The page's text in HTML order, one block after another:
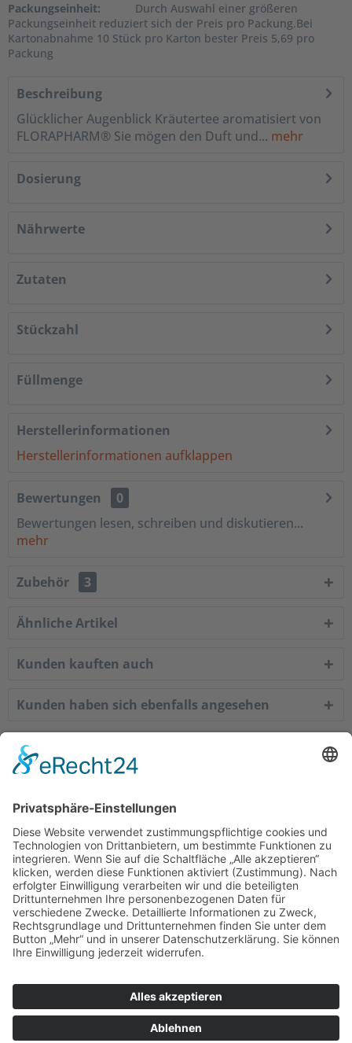
Packungseinheit:
Durch Auswahl einer größeren
Packungseinheit reduziert sich der Preis pro Packung.Bei
Kartonabnahme 10 Stück pro Karton bester Preis 5,69 pro
Packung
Beschreibung
Glücklicher Augenblick Kräutertee aromatisiert von
FLORAPHARM® Sie mögen den Duft und... mehr
Dosierung
Nährwerte
Zutaten
Stückzahl
Füllmenge
Herstellerinformationen
Herstellerinformationen aufklappen
Bewertungen
0
Bewertungen lesen, schreiben und diskutieren...
mehr
Zubehör 3
Ähnliche Artikel
Kunden kauften auch
Kunden haben sich ebenfalls angesehen
Service Hotline
Informationen
Empfehlungen
* Alle Preise inkl. gesetzl. Mehrwertsteuer zzgl.
Über Kaffee-Welt24: Automaten & mehr
Kontakt
Zahlung und Versand